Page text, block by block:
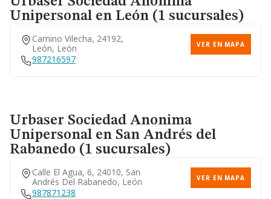
Unipersonal en León (1 sucursales)
Camino Vilecha, 24192,
León, León
VER EN MAPA
987216597
Urbaser Sociedad Anonima
Unipersonal en San Andrés del
Rabanedo (1 sucursales)
Calle El Agua, 6, 24010, San
Andrés Del Rabanedo, León
VER EN MAPA
987871238